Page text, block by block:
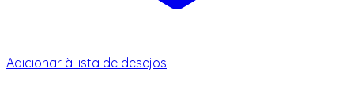
Adicionar à lista de desejos